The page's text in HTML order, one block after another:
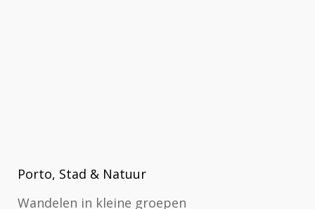
Porto, Stad & Natuur
Wandelen in kleine groepen